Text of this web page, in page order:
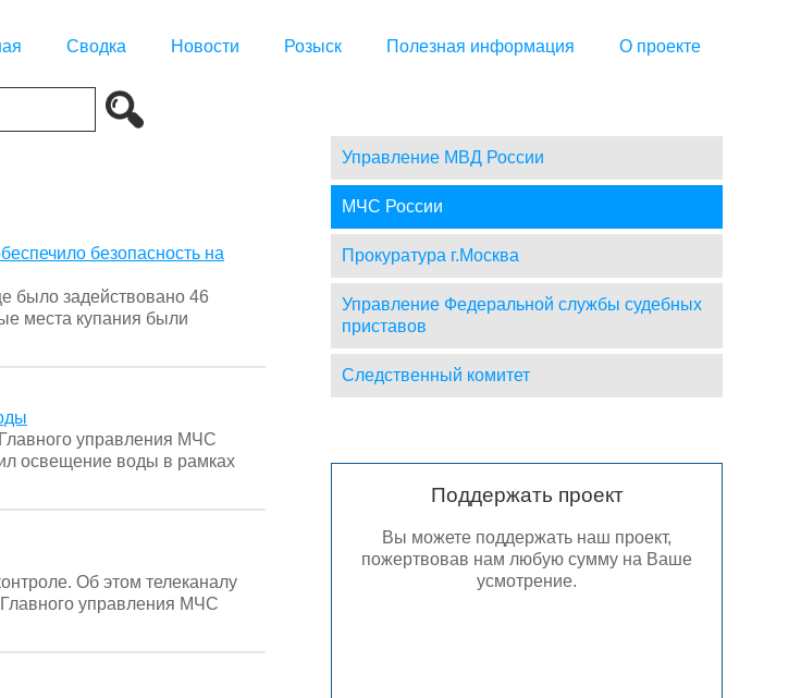
Сводка Новости Розыск Полезная информация О проекте
безопасность на
было задействовано 46
места купания были
управления МЧС
освещение воды в рамках
Об этом телеканалу
управления МЧС
Управление МВД России
МЧС России
Прокуратура г.Москва
Управление Федеральной службы судебных
приставов
Следственный комитет
Поддержать проект
Вы можете поддержать наш проект,
пожертвовав нам любую сумму на Ваше
усмотрение.